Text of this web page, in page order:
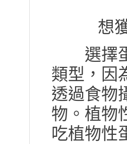
想
選擇蛋
類型，因
透過食物
物。植物
吃植物性